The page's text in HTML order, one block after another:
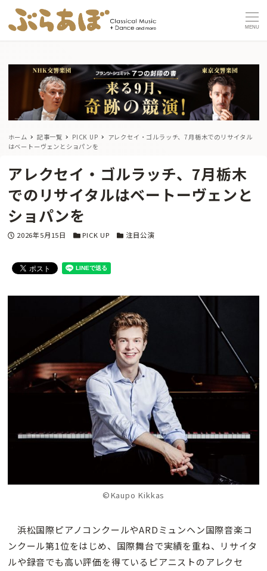
MENU
ホーム 記事一覧 PICK UP
アレクセイ・ゴルラッチ、7月栃木でのリサイタル
はベートーヴェンとショパンを
アレクセイ・ゴルラッチ、7月栃木
でのリサイタルはベートーヴェンと
ショパンを
投稿日
2026年5月15日 カテゴリー
PICK UP カテゴリー
注目公演
©Kaupo Kikkas
浜松国際ピアノコンクールやARDミュンヘン国際音楽コ
ンクール第1位をはじめ、国際舞台で実績を重ね、リサイタ
ルや録音でも高い評価を得ているピアニストのアレクセ